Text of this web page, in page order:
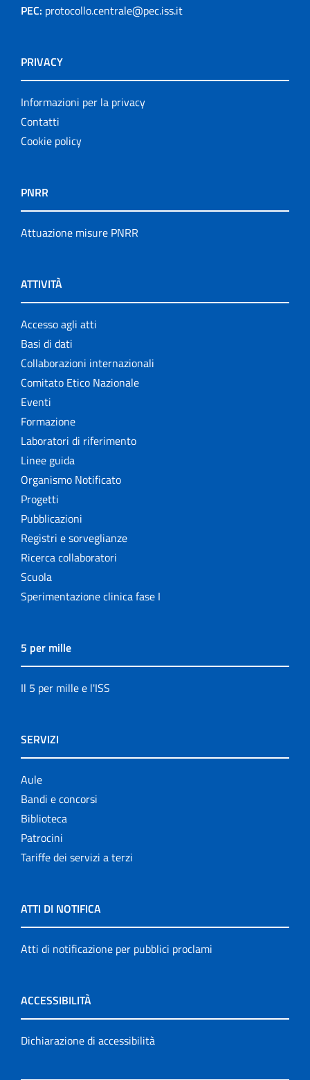
PEC: protocollo.centrale@pec.iss.it
PRIVACY
Informazioni per la privacy
Contatti
Cookie policy
PNRR
Attuazione misure PNRR
ATTIVITÀ
Accesso agli atti
Basi di dati
Collaborazioni internazionali
Comitato Etico Nazionale
Eventi
Formazione
Laboratori di riferimento
Linee guida
Organismo Notificato
Progetti
Pubblicazioni
Registri e sorveglianze
Ricerca collaboratori
Scuola
Sperimentazione clinica fase I
5 per mille
Il 5 per mille e l'ISS
SERVIZI
Aule
Bandi e concorsi
Biblioteca
Patrocini
Tariffe dei servizi a terzi
ATTI DI NOTIFICA
Atti di notificazione per pubblici proclami
ACCESSIBILITÀ
Dichiarazione di accessibilità